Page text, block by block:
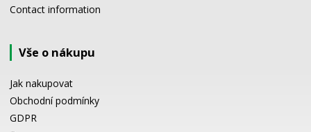
Contact information
Vše o nákupu
Jak nakupovat
Obchodní podmínky
GDPR